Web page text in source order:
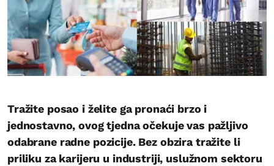
Tražite posao i želite ga pronaći brzo i
jednostavno, ovog tjedna očekuje vas pažljivo
odabrane radne pozicije. Bez obzira tražite li
priliku za karijeru u industriji, uslužnom sektoru